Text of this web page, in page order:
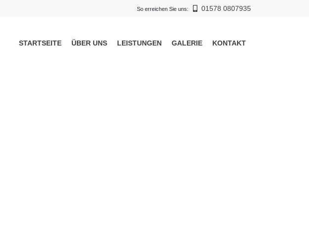
So erreichen Sie uns: 01578 0807935
STARTSEITE ÜBER UNS LEISTUNGEN GALERIE KONTAKT